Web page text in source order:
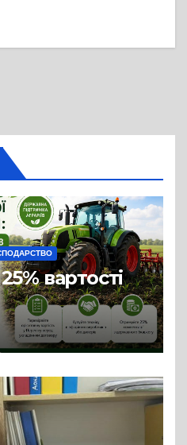
вартості
що
аграріїв